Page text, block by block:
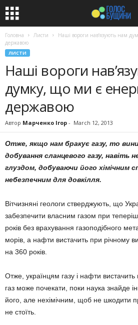
Головна Листи
Наші вороги нав’язують нам
державою
ЛИСТИ
Наші вороги
думку, що ми є
державою
Автор Марченко Ігор - March 12, 2013
Отже, якщо нам бракує газу, то
добування сланцевого газу, навіть
глуздом, добуваючи його хімічним
небезпечним для довкілля.
Вітчизняні геологи стверджують, що
забезпечити власним газом при
років без врахування газоподібного
морів, а нафти вистачить при річному
на 360 років.
Отже, українцям газу і нафти вистачить
газ може почекати, поки наука знайде
його, але нехімічним, щоб не шкодити
не стоїть.